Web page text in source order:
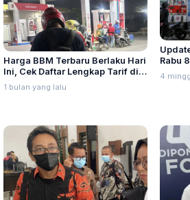
Harga BBM Terbaru Berlaku Hari
Ini, Cek Daftar Lengkap Tarif di
Seluruh Indonesia
1 bulan yang lalu
Rabu
Dex
4